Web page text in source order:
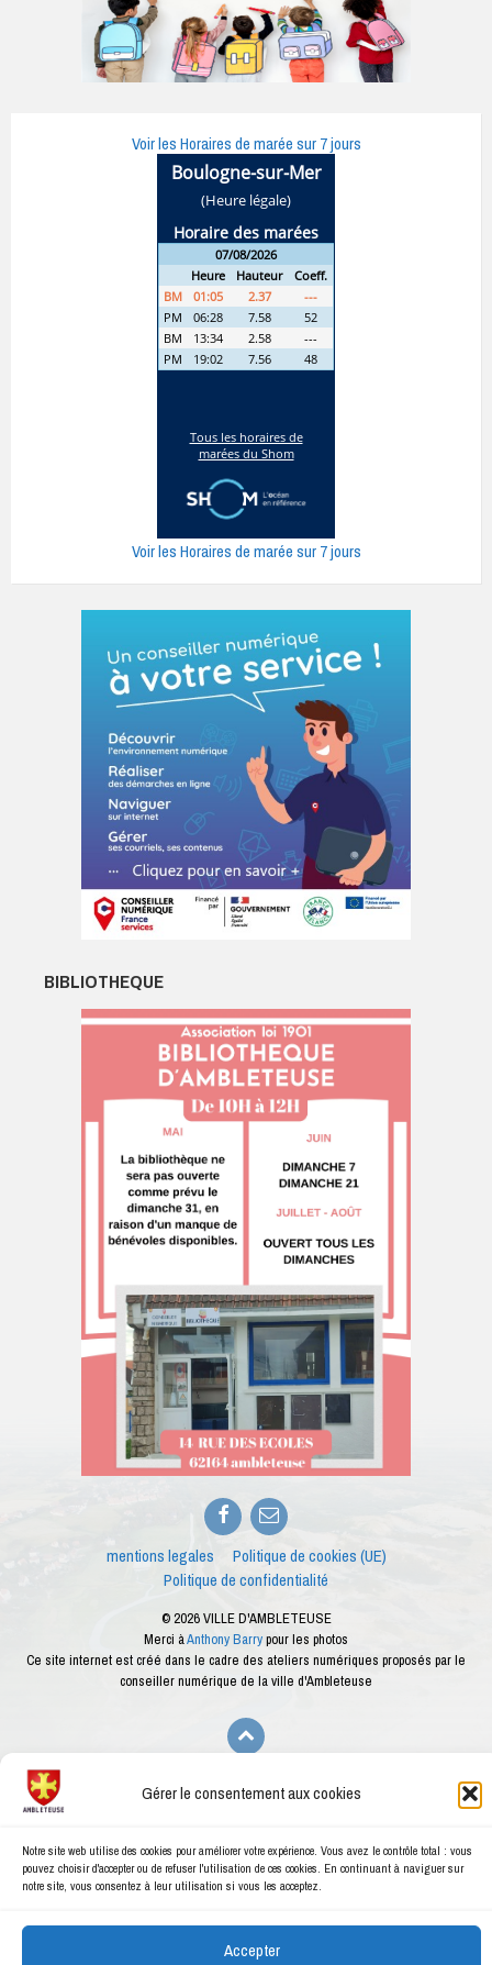
Gérer le consentement aux cookies
Notre site web utilise des cookies pour améliorer votre expérience. Vous avez le contrôle total : vous
pouvez choisir d'accepter ou de refuser l'utilisation de ces cookies. En continuant à naviguer sur
notre site, vous consentez à leur utilisation si vous les acceptez.
Accepter
Voir les Horaires de marée sur 7 jours
Voir les Horaires de marée sur 7 jours
BIBLIOTHEQUE
Facebook
E-
mail
mentions legales
Politique de cookies (UE)
Politique de confidentialité
© 2026 VILLE D'AMBLETEUSE
Merci àAnthony Barrypour les photos
Ce site internet est créé dans le cadre des ateliers numériques proposés par le
conseiller numérique de la ville d'Ambleteuse